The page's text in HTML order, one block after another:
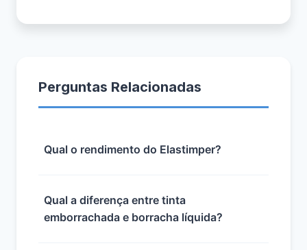
Perguntas Relacionadas
Qual o rendimento do Elastimper?
Qual a diferença entre tinta
emborrachada e borracha líquida?